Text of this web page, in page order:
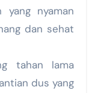
yang nyaman
dan sehat
tahan lama
dus yang